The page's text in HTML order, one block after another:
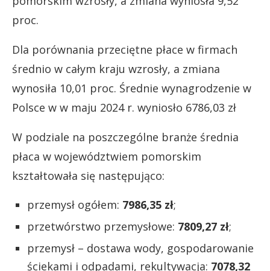
proc.
Dla porównania przeciętne płace w firmach
średnio w całym kraju wzrosły, a zmiana
wynosiła 10,01 proc. Średnie wynagrodzenie w
Polsce w w maju 2024 r. wyniosło 6786,03 zł
W podziale na poszczególne branże średnia
płaca w województwiem pomorskim
kształtowała się następująco:
przemysł ogółem: 7986,35 zł;
przetwórstwo przemysłowe: 7809,27 zł;
przemysł – dostawa wody, gospodarowanie
ściekami i odpadami, rekultywacja: 7078,32